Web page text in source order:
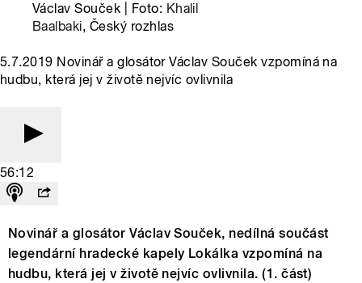
Václav Souček | Foto: Khalil
Baalbaki, Český rozhlas
5.7.2019 Novinář a glosátor Václav Souček vzpomíná na
hudbu, která jej v životě nejvíc ovlivnila
56:12
Novinář a glosátor Václav Souček, nedílná součást
legendární hradecké kapely Lokálka vzpomíná na
hudbu, která jej v životě nejvíc ovlivnila. (1. část)